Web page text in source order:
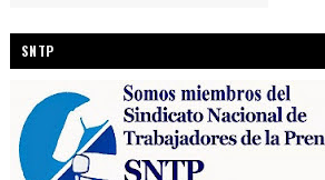
SNTP